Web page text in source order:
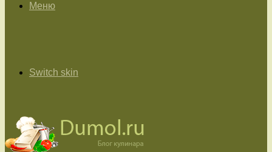
Меню
Switch skin